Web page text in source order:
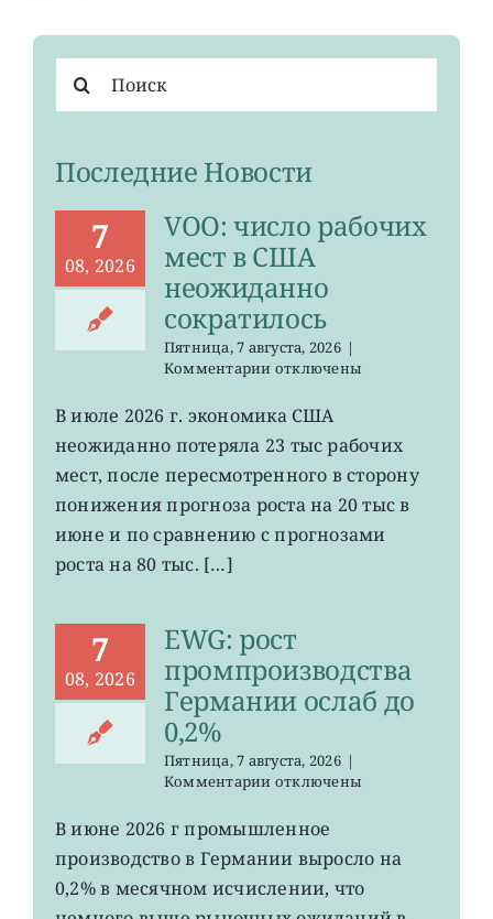
поиска:
Последние Новости
7
08, 2026
VOO: число рабочих
мест в США
неожиданно
сократилось
Пятница, 7 августа, 2026 |
Комментариик
VOO:
рабочих
мест
США
неожиданно
отключены
В июле 2026 г. экономика США
неожиданно потеряла 23 тыс рабочих
мест, после пересмотренного в сторону
понижения прогноза роста на 20 тыс в
июне и по сравнению с прогнозами
роста на 80 тыс. […]
7
08, 2026
EWG: рост
промпроизводства
Германии ослаб до
0,2%
Пятница, 7 августа, 2026 |
Комментариик
EWG:
рост
промпроизводства
Германии
отключены
В июне 2026 г промышленное
производство в Германии выросло на
0,2% в месячном исчислении, что